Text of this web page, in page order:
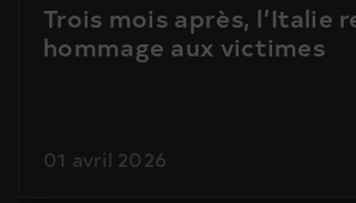
Trois mois après, l’Italie
hommage aux victimes
01 avril 2026